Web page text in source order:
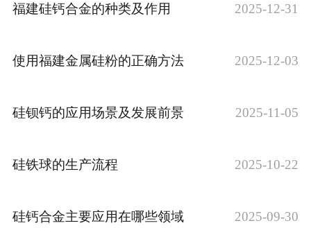
福建硅钙合金的种类及作用 2025-12-31
使用福建金属硅粉的正确方法 2025-12-03
硅钡钙的应用场景及发展前景 2025-11-05
硅铁球的生产流程 2025-10-22
硅钙合金主要应用在哪些领域 2025-09-30